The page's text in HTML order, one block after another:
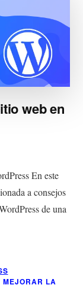
web en
En este
a consejos
de una
MEJORAR LA